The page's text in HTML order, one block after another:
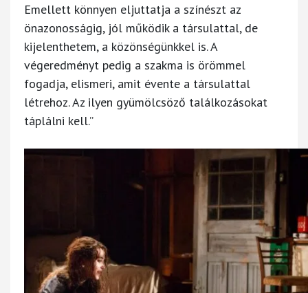
Emellett könnyen eljuttatja a színészt az
önazonosságig, jól működik a társulattal, de
kijelenthetem, a közönségünkkel is. A
végeredményt pedig a szakma is örömmel
fogadja, elismeri, amit évente a társulattal
létrehoz. Az ilyen gyümölcsöző találkozásokat
táplálni kell.”